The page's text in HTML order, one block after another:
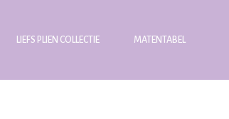
LIEFS PLIEN COLLECTIE MATENTABEL